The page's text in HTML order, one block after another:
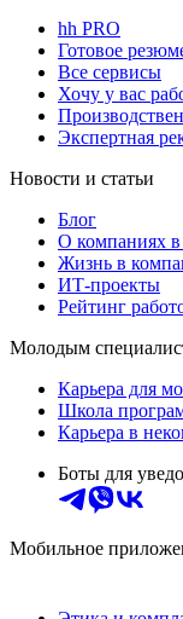
hh PRO
Готовое
Все сервисы
Хочу у вас
Экспертная
Новости и статьи
Блог
О компаниях
Жизнь в
ИТ-проекты
Рейтинг
Молодым
Карьера для
Школа
Карьера в
Боты для
Мобильное